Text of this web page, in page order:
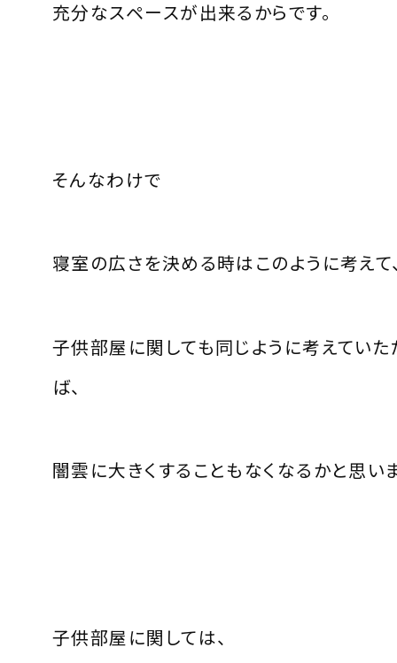
充分なスペースが出来るからです。
そんなわけで
寝室の広さを決める時はこのように考えて
子供部屋に関しても同じように考えてい
ば、
闇雲に大きくすることもなくなるかと思い
子供部屋に関しては、